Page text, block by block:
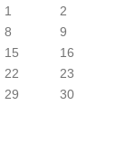
1
2
8
9
15
16
22
23
29
30